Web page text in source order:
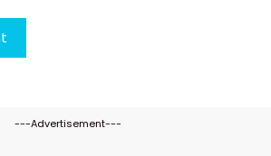
---Advertisement---